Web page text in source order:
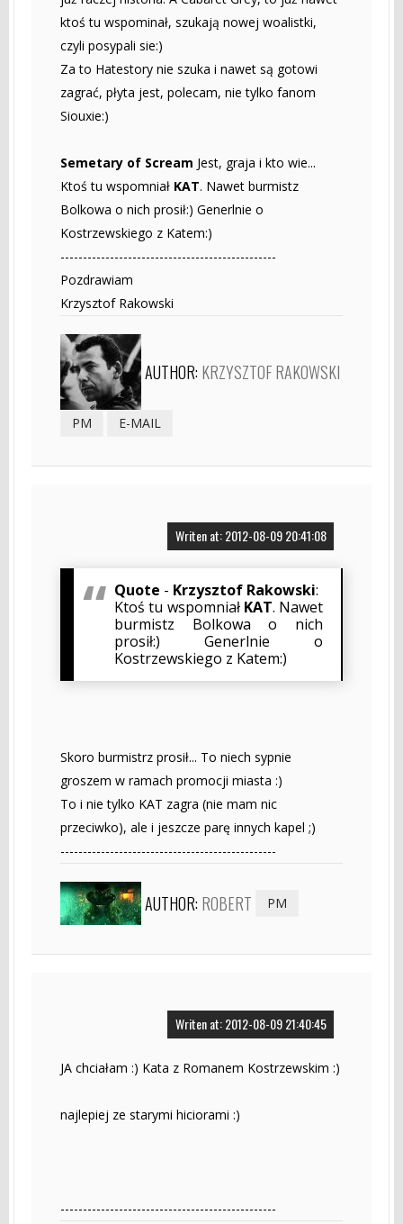
ktoś tu wspominał, szukają nowej woalistki,
czyli posypali sie:)
Za to Hatestory nie szuka i nawet są gotowi
zagrać, płyta jest, polecam, nie tylko fanom
Siouxie:)
Semetary of Scream Jest, graja i kto wie...
Ktoś tu wspomniał KAT. Nawet burmistz
Bolkowa o nich prosił:) Generlnie o
Kostrzewskiego z Katem:)
------------------------------------------------
Pozdrawiam
Krzysztof Rakowski
AUTHOR: KRZYSZTOF RAKOWSKI
PM E-MAIL
Writen at: 2012-08-09 20:41:08
Quote - Krzysztof Rakowski:
Ktoś tu wspomniał KAT. Nawet
burmistz Bolkowa o nich
prosił:) Generlnie o
Kostrzewskiego z Katem:)
Skoro burmistrz prosił... To niech sypnie
groszem w ramach promocji miasta :)
To i nie tylko KAT zagra (nie mam nic
przeciwko), ale i jeszcze parę innych kapel ;)
------------------------------------------------
AUTHOR: ROBERT PM
Writen at: 2012-08-09 21:40:45
JA chciałam :) Kata z Romanem Kostrzewskim :)
najlepiej ze starymi hiciorami :)
------------------------------------------------